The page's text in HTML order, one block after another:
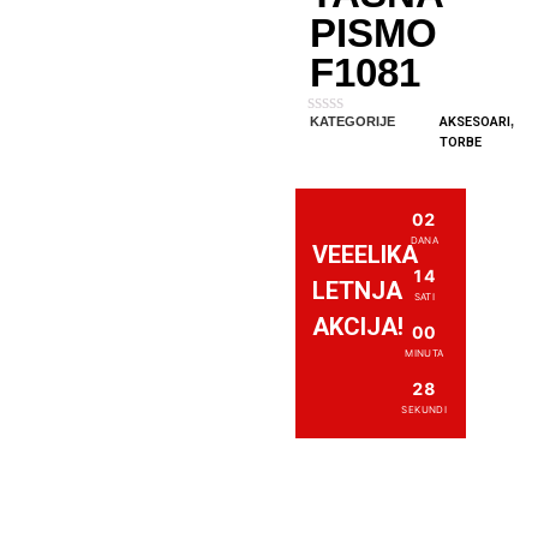
PISMO
F1081
Ocenjeno
od
KATEGORIJE AKSESOARI,
TORBE
VEEELIKA
LETNJA
AKCIJA!
02
DANA
14
SATI
00
MINUTA
28
SEKUNDI